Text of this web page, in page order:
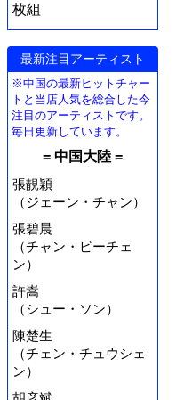
枚組
最新注目アーティスト
※中国の最新ヒットチャー
トと当店人気を総合した今
注目のアーティストです。
毎日更新しています。
= 中国大陸 =
張靚穎
（ジェーン・チャン）
張碧晨
（チャン・ビーチェ
ン）
許嵩
（シュー・ソン）
陳楚生
（チェン・チュウシェ
ン）